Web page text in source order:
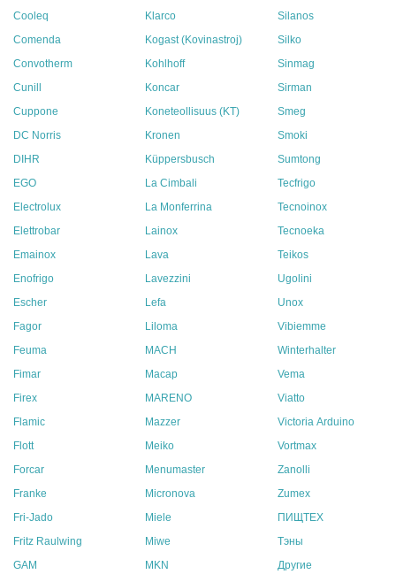
Cooleq
Comenda
Convotherm
Cunill
Cuppone
DC Norris
DIHR
EGO
Electrolux
Elettrobar
Emainox
Enofrigo
Escher
Fagor
Feuma
Fimar
Firex
Flamic
Flott
Forcar
Franke
Fri-Jado
Fritz Raulwing
GAM
Klarco
Kogast (Kovinastroj)
Kohlhoff
Koncar
Koneteollisuus (KT)
Kronen
Küppersbusch
La Cimbali
La Monferrina
Lainox
Lava
Lavezzini
Lefa
Liloma
MACH
Macap
MARENO
Mazzer
Meiko
Menumaster
Micronova
Miele
Miwe
MKN
Silanos
Silko
Sinmag
Sirman
Smeg
Smoki
Sumtong
Tecfrigo
Tecnoinox
Tecnoeka
Teikos
Ugolini
Unox
Vibiemme
Winterhalter
Vema
Viatto
Victoria Arduino
Vortmax
Zanolli
Zumex
ПИЩТЕХ
Тэны
Другие